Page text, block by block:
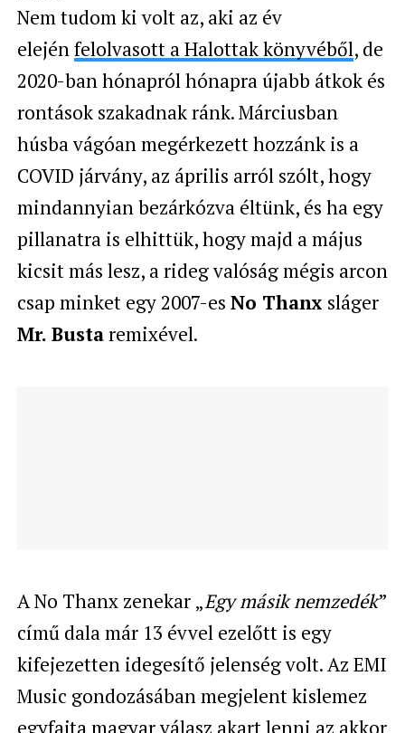
Nem tudom ki volt az, aki az év
elejénfelolvasott a Halottak könyvéből, de
2020-ban hónapról hónapra újabb átkok és
rontások szakadnak ránk. Márciusban
húsba vágóan megérkezett hozzánk is a
COVID járvány, az április arról szólt, hogy
mindannyian bezárkózva éltünk, és ha egy
pillanatra is elhittük, hogy majd a május
kicsit más lesz, a rideg valóság mégis arcon
csap minket egy 2007-es No Thanx sláger
Mr. Bustaremixével.
A No Thanx zenekar „Egy másik nemzedék”
című dala már 13 évvel ezelőtt is egy
kifejezetten idegesítő jelenség volt. Az EMI
Music gondozásában megjelent kislemez
egyfajta magyar válasz akart lenni az akkor